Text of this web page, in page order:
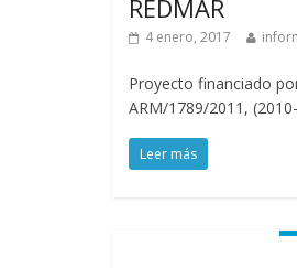
REDMAR
4 enero, 2017
Proyecto financiado
ARM/1789/2011,
Leer más